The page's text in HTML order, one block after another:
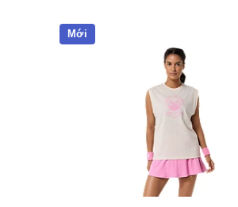
Mới